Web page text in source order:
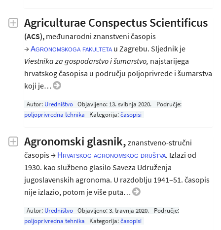
Agriculturae Conspectus Scientificus
(ACS), međunarodni znanstveni časopis
→Agronomskoga fakultetau Zagrebu. Sljednik je
Viestnika za gospodarstvo i šumarstvo, najstarijega
hrvatskog časopisa u području poljoprivrede i šumarstva
koji je…
Autor: Uredništvo Objavljeno: 13. svibnja 2020.
Područje:
poljoprivredna tehnika
Kategorija:časopisi
Agronomski glasnik, znanstveno-stručni
časopis → Hrvatskog agronomskog društva. Izlazi od
1930. kao službeno glasilo Saveza Udruženja
jugoslavenskih agronoma. U razdoblju 1941–51. časopis
nije izlazio, potom je više puta…
Autor: Uredništvo Objavljeno:3. travnja 2020.
Područje:
poljoprivredna tehnika
Kategorija:časopisi